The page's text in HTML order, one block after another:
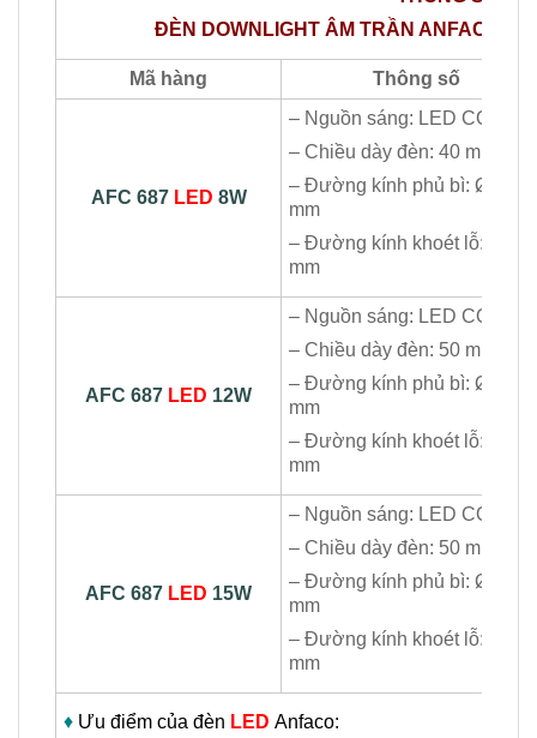
ĐÈN DOWNLIGHT ÂM TRẦN ANFACO
Mã hàng Thông số
AFC 687 LED 8W
– Nguồn sáng: LED COB
– Chiều dày đèn: 40 mm
– Đường kính phủ bì: Ø100
mm
– Đường kính khoét lỗ: Ø85
mm
AFC 687 LED 12W
– Nguồn sáng: LED COB
– Chiều dày đèn: 50 mm
– Đường kính phủ bì: Ø110
mm
– Đường kính khoét lỗ: Ø100
mm
AFC 687 LED 15W
– Nguồn sáng: LED COB
– Chiều dày đèn: 50 mm
– Đường kính phủ bì: Ø120
mm
– Đường kính khoét lỗ: Ø110
mm
♦ Ưu điểm của đèn LED Anfaco: